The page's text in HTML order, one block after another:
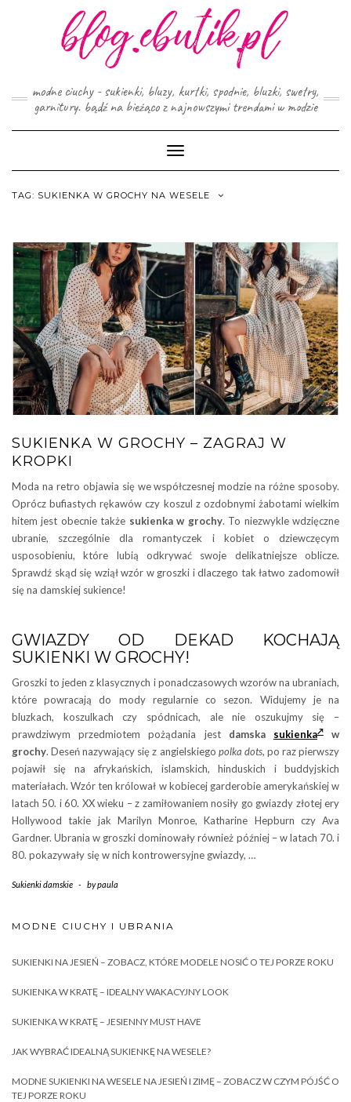
modne ciuchy - sukienki, bluzy, kurtki, spodnie, bluzki, swetry,
garnitury. bądź na bieżąco z najnowszymi trendami w modzie
Toggle
Navigation
TAG: SUKIENKA W GROCHY NA WESELE
SUKIENKA W GROCHY – ZAGRAJ W
KROPKI
Moda na retro objawia się we współczesnej modzie na różne sposoby.
Oprócz bufiastych rękawów czy koszul z ozdobnymi żabotami wielkim
hitem jest obecnie także sukienka w grochy. To niezwykle wdzięczne
ubranie, szczególnie dla romantyczek i kobiet o dziewczęcym
usposobieniu, które lubią odkrywać swoje delikatniejsze oblicze.
Sprawdź skąd się wziął wzór w groszki i dlaczego tak łatwo zadomowił
się na damskiej sukience!
GWIAZDY OD DEKAD KOCHAJĄ
SUKIENKI W GROCHY!
Groszki to jeden z klasycznych i ponadczasowych wzorów na ubraniach,
które powracają do mody regularnie co sezon. Widujemy je na
bluzkach, koszulkach czy spódnicach, ale nie oszukujmy się –
prawdziwym przedmiotem pożądania jest damska sukienka w
grochy. Deseń nazywający się z angielskiego polka dots, po raz pierwszy
pojawił się na afrykańskich, islamskich, hinduskich i buddyjskich
materiałach. Wzór ten królował w kobiecej garderobie amerykańskiej w
latach 50. i 60. XX wieku – z zamiłowaniem nosiły go gwiazdy złotej ery
Hollywood takie jak Marilyn Monroe, Katharine Hepburn czy Ava
Gardner. Ubrania w groszki dominowały również później – w latach 70. i
80. pokazywały się w nich kontrowersyjne gwiazdy, …
Sukienki damskie - bypaula
MODNE CIUCHY I UBRANIA
SUKIENKI NA JESIEŃ – ZOBACZ, KTÓRE MODELE NOSIĆ O TEJ PORZE ROKU
SUKIENKA W KRATĘ – IDEALNY WAKACYJNY LOOK
SUKIENKA W KRATĘ – JESIENNY MUST HAVE
JAK WYBRAĆ IDEALNĄ SUKIENKĘ NA WESELE?
MODNE SUKIENKI NA WESELE NA JESIEŃ I ZIMĘ – ZOBACZ W CZYM PÓJŚĆ O
TEJ PORZE ROKU